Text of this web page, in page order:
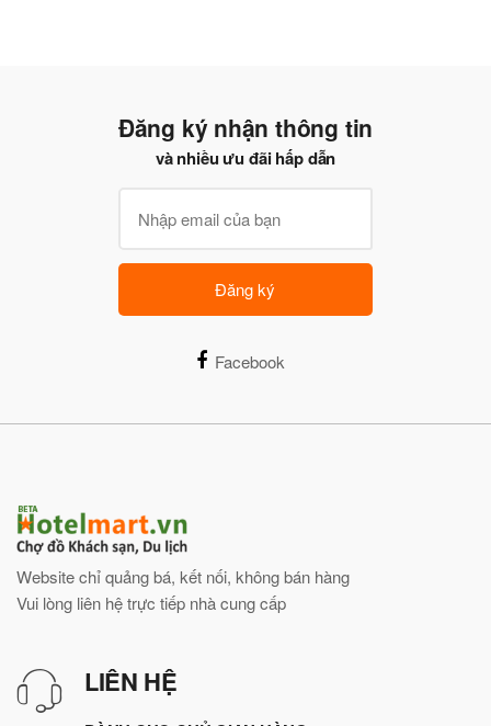
Đăng ký nhận thông tin
và nhiều ưu đãi hấp dẫn
Đăng ký
Facebook
Website chỉ quảng bá, kết nối, không bán hàng
Vui lòng liên hệ trực tiếp nhà cung cấp
LIÊN HỆ